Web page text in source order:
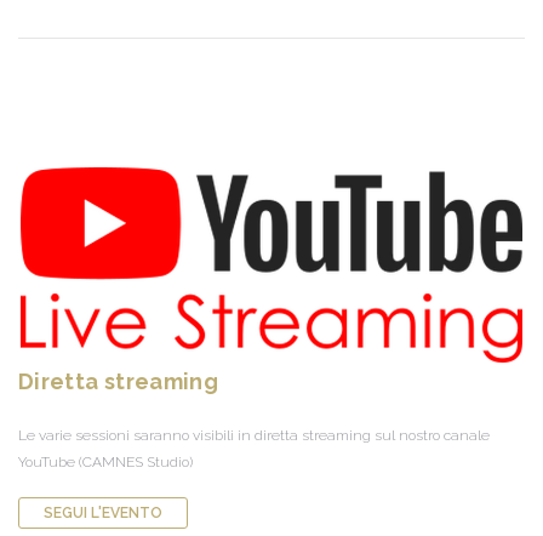
Diretta streaming
Le varie sessioni saranno visibili in diretta streaming sul nostro canale
YouTube (CAMNES Studio)
SEGUI L'EVENTO